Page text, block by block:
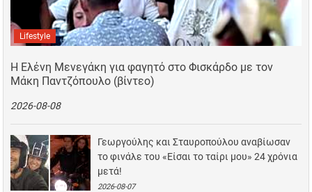
Lifestyle
Η Ελένη Μενεγάκη για φαγητό στο Φισκάρδο με τον
Μάκη Παντζόπουλο (βίντεο)
2026-08-08
Γεωργούλης και Σταυροπούλου αναβίωσαν
το φινάλε του «Είσαι το ταίρι μου» 24 χρόνια
μετά!
2026-08-07